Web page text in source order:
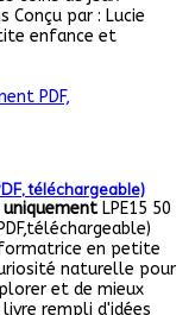
Conçu par : Lucie
enfance et
téléchargeable)
LPE15 50
en petite
naturelle pour
et de mieux
rempli d'idées